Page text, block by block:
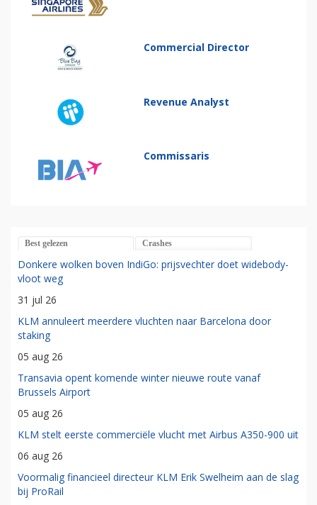
Commercial Director
Revenue Analyst
Commissaris
Best gelezen Crashes
Donkere wolken boven IndiGo: prijsvechter doet widebody-
vloot weg
31 jul 26
KLM annuleert meerdere vluchten naar Barcelona door
staking
05 aug 26
Transavia opent komende winter nieuwe route vanaf
Brussels Airport
05 aug 26
KLM stelt eerste commerciële vlucht met Airbus A350-900 uit
06 aug 26
Voormalig financieel directeur KLM Erik Swelheim aan de slag
bij ProRail